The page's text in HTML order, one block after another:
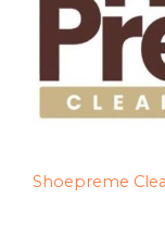
Shoepreme